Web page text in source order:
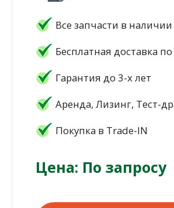
Все запчасти в наличии
Бесплатная доставка
Гарантия до 3-х лет
Аренда, Лизинг, Тест-
Покупка в Trade-IN
Цена: По запросу